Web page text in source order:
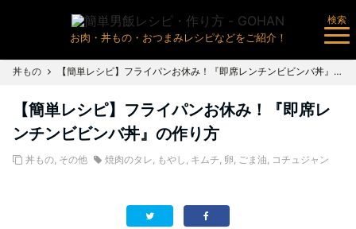
お肉・丼もの・おつまみレシピなどをご紹介！
検索
丼もの 【簡単レシピ】フライパンお休み！『即席レンチンビビンバ丼』の作り方
【簡単レシピ】フライパンお休み！『即席レ
ンチンビビンバ丼』の作り方
丼もの, その他 焼肉のタレ, もやし , キムチ, 卵, ごま油, コチュジャン